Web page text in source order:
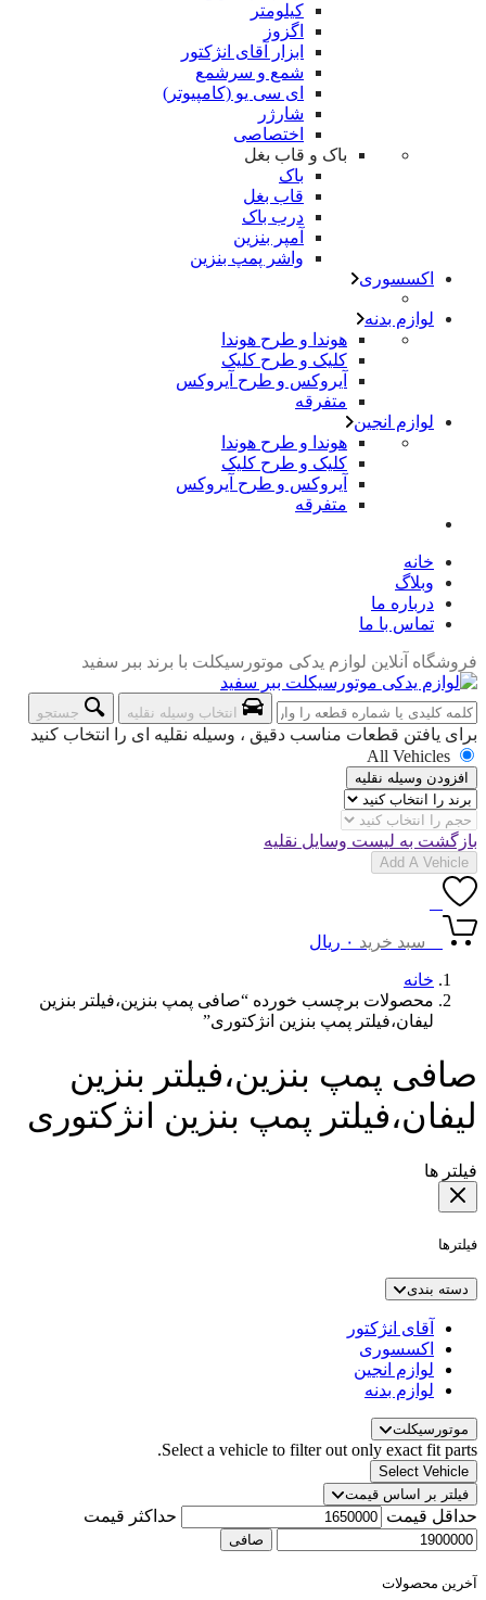
کیلومتر
اگزوز
ابزار آقای انژکتور
شمع و سرشمع
ای سی یو (کامپیوتر)
شارژر
اختصاصی
باک و قاب بغل
باک
قاب بغل
درب باک
آمپر بنزین
واشر پمپ بنزین
اکسسوری
لوازم بدنه
هوندا و طرح هوندا
کلیک و طرح کلیک
آیروکس و طرح آیروکس
متفرقه
لوازم انجین
هوندا و طرح هوندا
کلیک و طرح کلیک
آیروکس و طرح آیروکس
متفرقه
خانه
وبلاگ
درباره ما
تماس با ما
فروشگاه آنلاین لوازم یدکی موتورسیکلت با برند ببر سفید
انتخاب وسیله نقلیه جستجو
برای یافتن قطعات مناسب دقیق ، وسیله نقلیه ای را انتخاب کنید
All Vehicles
افزودن وسیله نقلیه
بازگشت به لیست وسایل نقلیه
Add A Vehicle
سبد خرید ۰ ریال
خانه
محصولات برچسب خورده “صافی پمپ بنزین،فیلتر بنزین
لیفان،فیلتر پمپ بنزین انژکتوری”
صافی پمپ بنزین،فیلتر بنزین
لیفان،فیلتر پمپ بنزین انژکتوری
فیلتر ها
فیلترها
دسته بندی
آقای انژکتور
اکسسوری
لوازم انجین
لوازم بدنه
موتورسیکلت
Select a vehicle to filter out only exact fit parts.
Select Vehicle
فیلتر بر اساس قیمت
حداقل قیمت حداكثر قيمت
صافی
آخرین محصولات